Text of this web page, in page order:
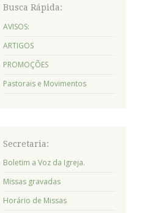
Busca Rápida:
AVISOS:
ARTIGOS
PROMOÇÕES
Pastorais e Movimentos
Secretaria:
Boletim a Voz da Igreja.
Missas gravadas
Horário de Missas